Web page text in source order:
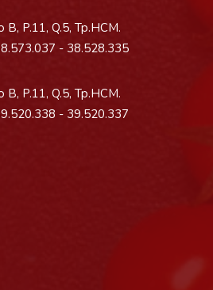
P.11, Q.5, Tp.HCM.
- 38.528.335
P.11, Q.5, Tp.HCM.
- 39.520.337